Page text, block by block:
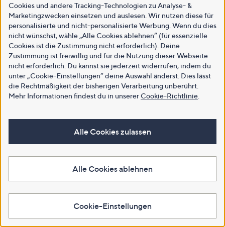
Cookies und andere Tracking-Technologien zu Analyse- &
Marketingzwecken einsetzen und auslesen. Wir nutzen diese für
personalisierte und nicht-personalisierte Werbung. Wenn du dies
nicht wünschst, wähle „Alle Cookies ablehnen“ (für essenzielle
Cookies ist die Zustimmung nicht erforderlich). Deine
Zustimmung ist freiwillig und für die Nutzung dieser Webseite
nicht erforderlich. Du kannst sie jederzeit widerrufen, indem du
unter „Cookie-Einstellungen“ deine Auswahl änderst. Dies lässt
die Rechtmäßigkeit der bisherigen Verarbeitung unberührt.
Mehr Informationen findest du in unsererCookie-Richtlinie
Alle Cookies zulassen
Alle Cookies ablehnen
Cookie-Einstellungen